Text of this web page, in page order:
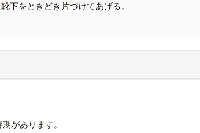
下をときどき片づけてあげる。
があります。